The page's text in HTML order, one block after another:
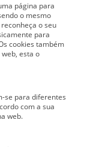
página para
o mesmo
o seu
para
cookies também
esta o
se para diferentes
com a sua
web.